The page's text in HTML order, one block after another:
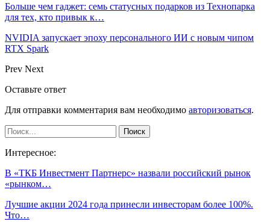
Больше чем гаджет: семь статусных подарков из Технопарка
для тех, кто привык к…
NVIDIA запускает эпоху персонального ИИ с новым чипом
RTX Spark
Prev Next
Оставьте ответ
Для отправки комментария вам необходимо авторизоваться.
Интересное:
В «ТКБ Инвестмент Партнерс» назвали российский рынок
«рынком…
Лучшие акции 2024 года принесли инвесторам более 100%.
Что…